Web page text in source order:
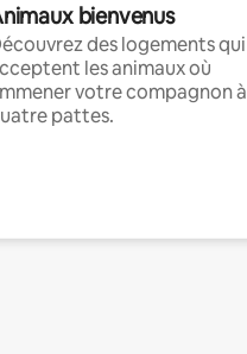
bienvenus
des logements qui
les animaux où
votre compagnon à
pattes.